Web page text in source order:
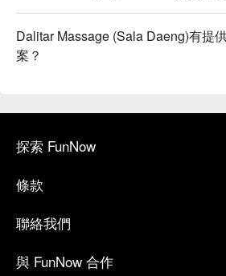
Dalitar Massage (Sala Daeng)有提
案？
探索 FunNow
條款
聯絡我們
與 FunNow 合作